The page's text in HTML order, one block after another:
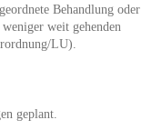
Behandlung oder
weit gehenden
LU).
geplant.